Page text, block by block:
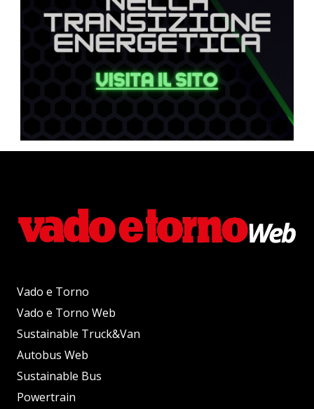
Vado e Torno
Vado e Torno Web
Sustainable Truck&Van
Autobus Web
Sustainable Bus
Powertrain